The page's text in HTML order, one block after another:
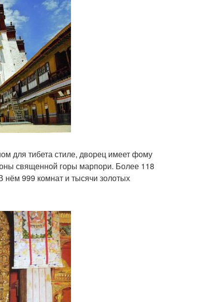
для тибета стиле, дворец имеет фому
священной горы марпори. Более 118
нём 999 комнат и тысячи золотых